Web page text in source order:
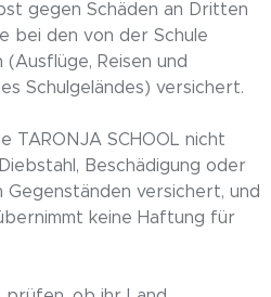
gegen Schäden an Dritten
bei den von der Schule
Reisen und
Schulgeländes) versichert.
TARONJA SCHOOL nicht
Beschädigung oder
versichert, und
keine Haftung für